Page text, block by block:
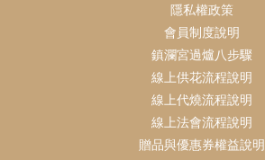
隱私權政策
會員制度說明
鎮瀾宮過爐八步驟
線上供花流程說明
線上代燒流程說明
線上法會流程說明
贈品與優惠券權益說明